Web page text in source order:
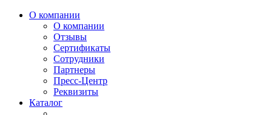
О компании
О компании
Отзывы
Сертификаты
Сотрудники
Партнеры
Пресс-Центр
Реквизиты
Каталог